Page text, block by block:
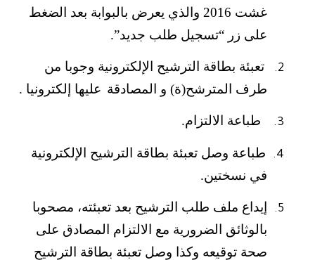
غشت 2016 والذي يعرض بالبوابة بعد الضغط
على زر “تسجيل طلب جديد”.
2.
تعبئة بطاقة الترشيح الإلكترونية وجوبا من
طرف المترشح(ة) و المصادقة عليها إلكترونيا .
3. طباعة الالتزام.
4.
طباعة وصل تعبئة بطاقة الترشيح الإلكترونية
في نسختين.
5.
إيداع ملف طلب الترشيح بعد تعبئته، مصحوبا
بالوثائق الضرورية مع الالتزام المصادق على
صحة توقيعه وكذا وصل تعبئة بطاقة الترشيح